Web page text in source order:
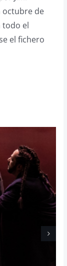
octubre de
todo el
el fichero